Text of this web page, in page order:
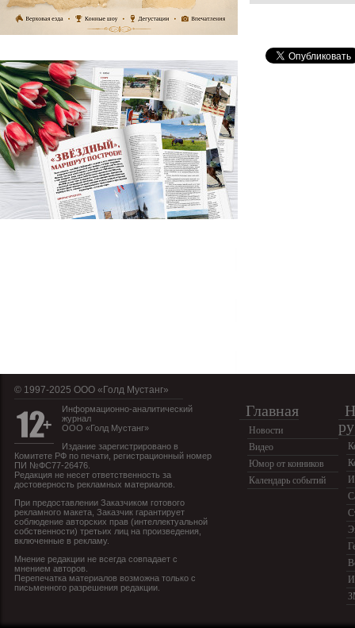
© 1997-2025 OOO «Голд Мустанг»
Информационно-аналитический
журнал
ООО «Голд Мустанг»
Издание зарегистрировано в
Комитете РФ по печати, регистрационный номер
ПИ №ФС77-26476.
Редакция не несет ответственность за
достоверность рекламных материалов.
При предоставлении Заказчиком готового
рекламного макета, Заказчик гарантирует
соблюдение авторских прав (интеллектуальной
собственности) третьих лиц на произведения,
включенные в рекламу.
Мнение редакции не всегда совпадает с
мнением авторов.
Перепечатка материалов возможна только с
письменного разрешения редакции.
Главная
Новости
Видео
Юмор от конников
Календарь событий